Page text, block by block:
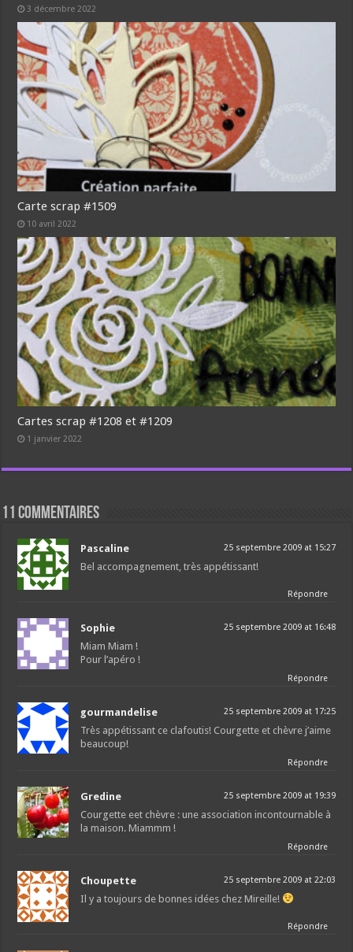
3 décembre 2022
Carte scrap #1509
10 avril 2022
Cartes scrap #1208 et #1209
1 janvier 2022
11 commentaires
Pascaline 25 septembre 2009 at 15:27
Bel accompagnement, très appétissant!
Répondre
Sophie 25 septembre 2009 at 16:48
Miam Miam !
Pour l’apéro !
Répondre
gourmandelise 25 septembre 2009 at 17:25
Très appétissant ce clafoutis! Courgette et chèvre j’aime
beaucoup!
Répondre
Gredine 25 septembre 2009 at 19:39
Courgette eet chèvre : une association incontournable à
la maison. Miammm !
Répondre
Choupette 25 septembre 2009 at 22:03
Il y a toujours de bonnes idées chez Mireille!
Répondre